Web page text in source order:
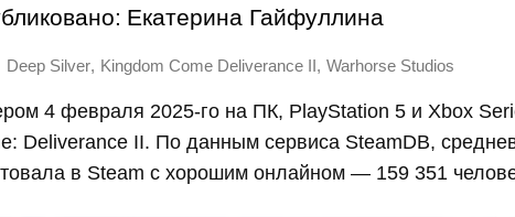
Екатерина Гайфуллина
Deep Silver, Kingdom Come Deliverance II , Warhorse Studios
4 февраля 2025-го на ПК, PlayStation 5 и Xbox
Deliverance II. По данным сервиса SteamDB,
в Steam с хорошим онлайном — 159 351